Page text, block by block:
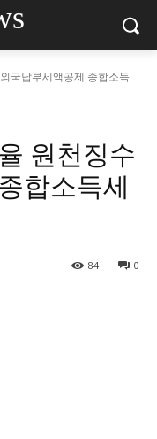
국납부세액공제 종합소득
원천징수
합소득세
0
84